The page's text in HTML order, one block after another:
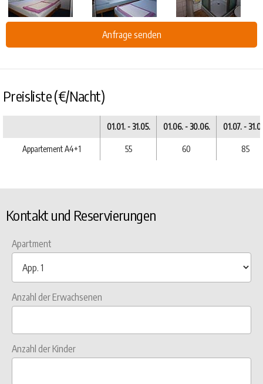
Anfrage senden
Preisliste (€/Nacht)
01.01. - 31.05. 01.06. - 30.06. 01.07. -
Appartement A4+1 55 60 85
Kontakt und Reservierungen
Apartment
Anzahl der Erwachsenen
Anzahl der Kinder